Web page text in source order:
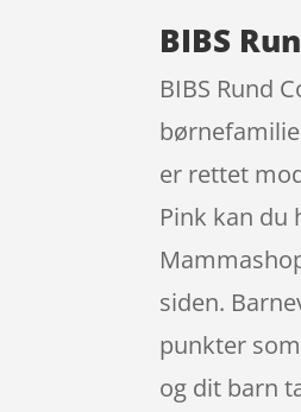
BIBS
BIBS Rund
er rettet
Pink kan du
siden.
punkter
og dit barn